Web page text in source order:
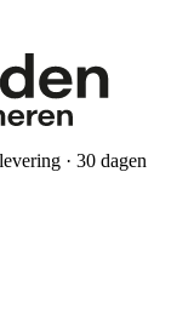
· 30 dagen